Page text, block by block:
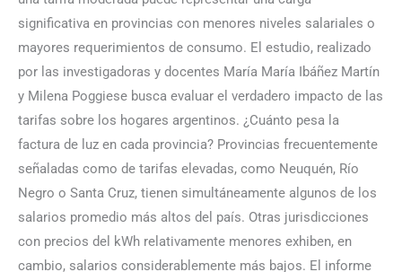
significativa en provincias con menores niveles salariales o
mayores requerimientos de consumo. El estudio, realizado
por las investigadoras y docentes María María Ibáñez Martín
y Milena Poggiese busca evaluar el verdadero impacto de las
tarifas sobre los hogares argentinos. ¿Cuánto pesa la
factura de luz en cada provincia? Provincias frecuentemente
señaladas como de tarifas elevadas, como Neuquén, Río
Negro o Santa Cruz, tienen simultáneamente algunos de los
salarios promedio más altos del país. Otras jurisdicciones
con precios del kWh relativamente menores exhiben, en
cambio, salarios considerablemente más bajos. El informe